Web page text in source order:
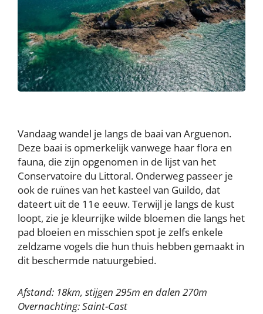
Vandaag wandel je langs de baai van Arguenon.
Deze baai is opmerkelijk vanwege haar flora en
fauna, die zijn opgenomen in de lijst van het
Conservatoire du Littoral. Onderweg passeer je
ook de ruïnes van het kasteel van Guildo, dat
dateert uit de 11e eeuw. Terwijl je langs de kust
loopt, zie je kleurrijke wilde bloemen die langs het
pad bloeien en misschien spot je zelfs enkele
zeldzame vogels die hun thuis hebben gemaakt in
dit beschermde natuurgebied.
Afstand: 18km, stijgen 295m en dalen 270m
Overnachting: Saint-Cast